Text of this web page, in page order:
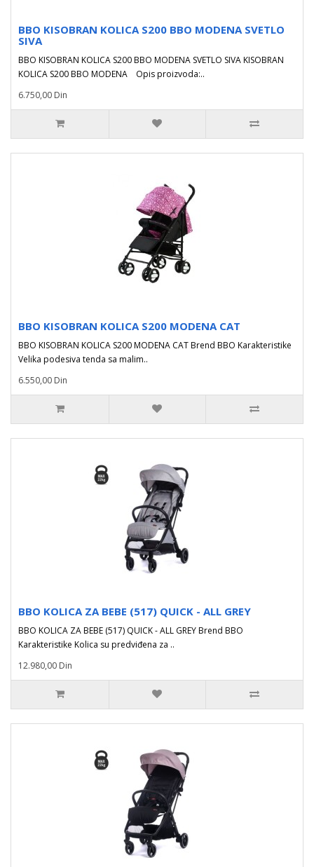
BBO KISOBRAN KOLICA S200 BBO MODENA SVETLO
SIVA
BBO KISOBRAN KOLICA S200 BBO MODENA SVETLO SIVA KISOBRAN
KOLICA S200 BBO MODENA Opis proizvoda:..
6.750,00 Din
BBO KISOBRAN KOLICA S200 MODENA CAT
BBO KISOBRAN KOLICA S200 MODENA CAT Brend BBO Karakteristike
Velika podesiva tenda sa malim..
6.550,00 Din
BBO KOLICA ZA BEBE (517) QUICK - ALL GREY
BBO KOLICA ZA BEBE (517) QUICK - ALL GREY Brend BBO
Karakteristike Kolica su predviđena za ..
12.980,00 Din